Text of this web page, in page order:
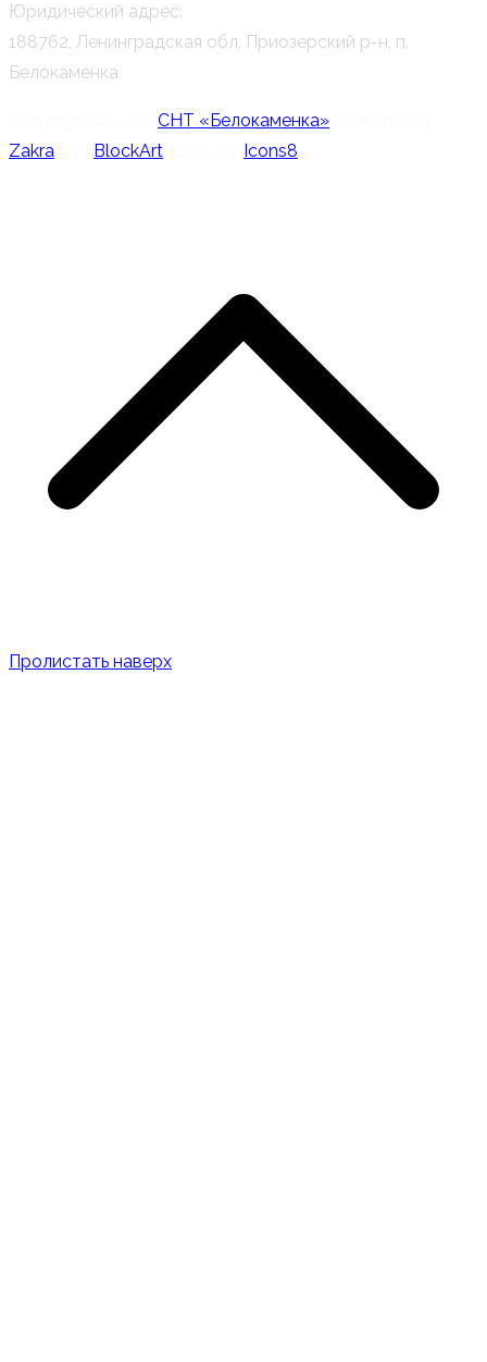
Юридический адрес:
188762, Ленинградская обл, Приозерский р-н, п.
Белокаменка
СНТ «Белокаменка»
Zakra
BlockArt Icons8
Пролистать наверх